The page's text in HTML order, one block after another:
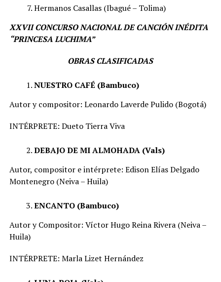
Hermanos Casallas (Ibagué – Tolima)
XXVII CONCURSO NACIONAL DE CANCIÓN INÉDITA
“PRINCESA LUCHIMA”
OBRAS CLASIFICADAS
NUESTRO CAFÉ (Bambuco)
Autor y compositor: Leonardo Laverde Pulido (Bogotá)
INTÉRPRETE: Dueto Tierra Viva
DEBAJO DE MI ALMOHADA (Vals)
Autor, compositor e intérprete: Edison Elías Delgado
Montenegro (Neiva – Huila)
ENCANTO (Bambuco)
Autor y Compositor: Víctor Hugo Reina Rivera (Neiva –
Huila)
INTÉRPRETE: Marla Lizet Hernández